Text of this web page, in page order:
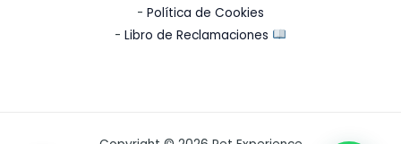
- Política de Cookies
-Libro de Reclamaciones